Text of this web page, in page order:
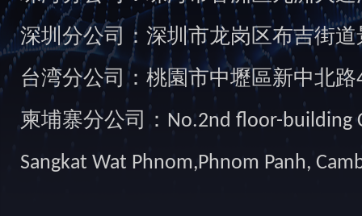
深圳分公司：深圳市龙岗区布吉街
台湾分公司：桃園市中壢區新中北路
柬埔寨分公司：No.2nd floor-building
Sangkat Wat Phnom,Phnom Panh,